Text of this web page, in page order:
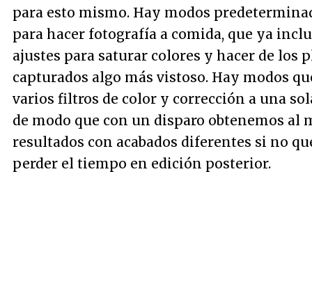
para esto mismo. Hay modos
para hacer fotografía a comida, que ya
ajustes para saturar colores y hacer de los
capturados algo más vistoso. Hay modos
varios filtros de color y corrección a una
de modo que con un disparo obtenemos al
resultados con acabados diferentes si no
perder el tiempo en edición posterior.